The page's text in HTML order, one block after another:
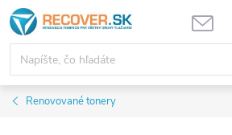
Prejsť
na
obsah
Renovované tonery